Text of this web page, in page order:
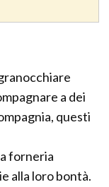
a dei
questi
forneria
alla loro bontà.